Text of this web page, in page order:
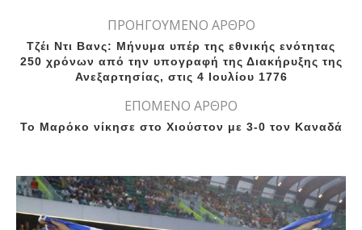
ΠΡΟΗΓΟΥΜΕΝΟ ΑΡΘΡΟ
Τζέι Ντι Βανς: Mήνυμα υπέρ της εθνικής ενότητας
250 χρόνων από την υπογραφή της Διακήρυξης της
Ανεξαρτησίας, στις 4 Ιουλίου 1776
ΕΠΟΜΕΝΟ ΑΡΘΡΟ
Το Μαρόκο νίκησε στο Χιούστον με 3-0 τον Καναδά